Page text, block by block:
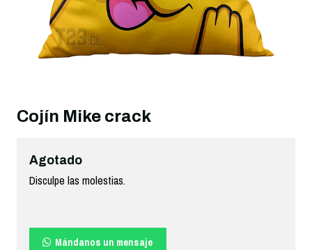
Cojín Mike crack
Agotado
Disculpe las molestias.
Mándanos un mensaje